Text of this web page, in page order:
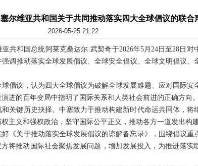
尔维亚共和国关于共同推动落实四大全球倡议的联合
2026-05-25 21:22
共和国总统阿莱克桑达尔·武契奇于2026年5月24日至28日
调推动落实全球发展倡议、全球安全倡议、全球文明倡议、
倡议，认为四大全球倡议为破解全球发展难题、应对国际安
进的百年变局中指明了国际关系和人类社会前进的正确方向。
关键历史抉择。中塞致力于推动构建新时代命运共同体，将
主义和强权政治，坚守国际公平正义，推动各方一道发出构
《关于推动落实全球发展倡议的谅解备忘录》，围绕倡议重
将推动国际社会聚焦发展问题，增加发展投入，为推进落实